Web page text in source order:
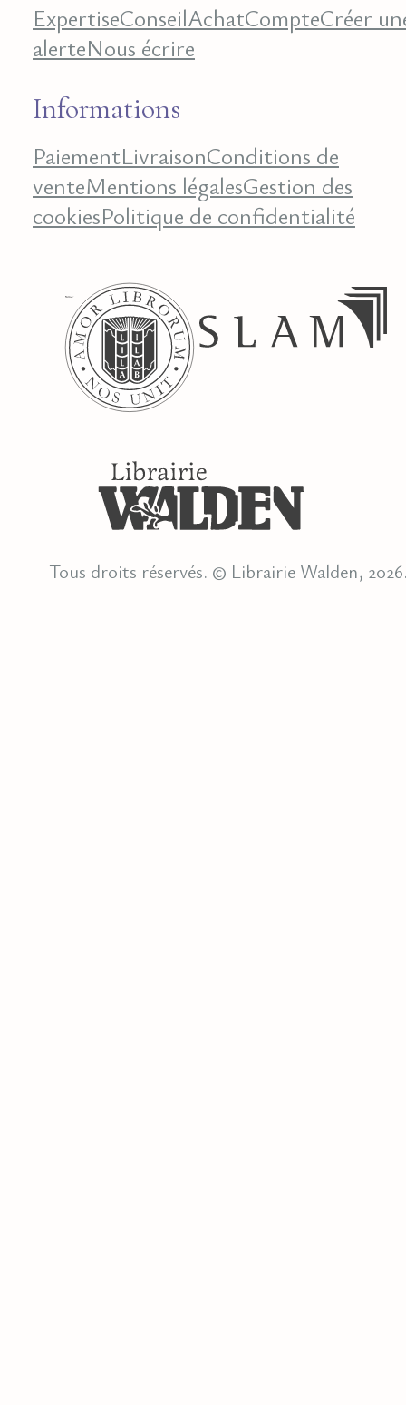
ExpertiseConseilAchatCompteCréer
alerteNous écrire
Informations
PaiementLivraisonConditions de
venteMentions légalesGestion des
cookiesPolitique de confidentialité
Tous droits réservés. © Librairie Walden,